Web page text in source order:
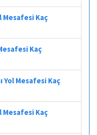
Mesafesi Kaç
Kaç
Yol Mesafesi Kaç
Mesafesi Kaç